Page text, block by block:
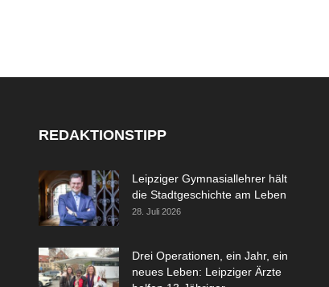
REDAKTIONSTIPP
Leipziger Gymnasiallehrer hält
die Stadtgeschichte am Leben
28. Juli 2026
Drei Operationen, ein Jahr, ein
neues Leben: Leipziger Ärzte